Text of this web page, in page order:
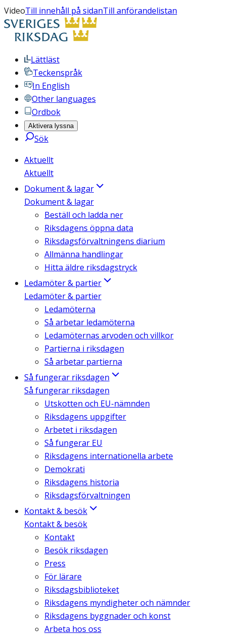
VideoTill innehåll på sidanTill anförandelistan
Lättläst
Teckenspråk
In English
Other languages
Ordbok
Aktivera lyssna
Sök
Aktuellt
Aktuellt
Dokument & lagar
Dokument & lagar
Beställ och ladda ner
Riksdagens öppna data
Riksdagsförvaltningens diarium
Allmänna handlingar
Hitta äldre riksdagstryck
Ledamöter & partier
Ledamöter & partier
Ledamöterna
Så arbetar ledamöterna
Ledamöternas arvoden och villkor
Partierna i riksdagen
Så arbetar partierna
Så fungerar riksdagen
Så fungerar riksdagen
Utskotten och EU-nämnden
Riksdagens uppgifter
Arbetet i riksdagen
Så fungerar EU
Riksdagens internationella arbete
Demokrati
Riksdagens historia
Riksdagsförvaltningen
Kontakt & besök
Kontakt & besök
Kontakt
Besök riksdagen
Press
För lärare
Riksdagsbiblioteket
Riksdagens myndigheter och nämnder
Riksdagens byggnader och konst
Arbeta hos oss